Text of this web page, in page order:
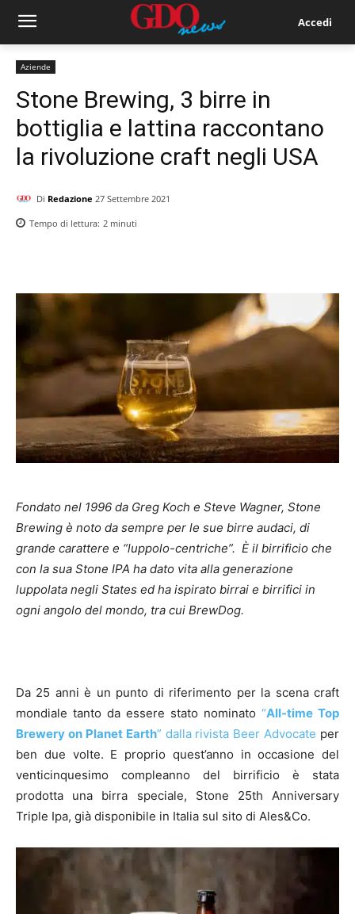
Accedi
Aziende
Stone Brewing, 3 birre in
bottiglia e lattina raccontano
la rivoluzione craft negli USA
Di Redazione 27 Settembre 2021
Tempo di lettura: 2 minuti
Fondato nel 1996 da Greg Koch e Steve Wagner, Stone
Brewing è noto da sempre per le sue birre audaci, di
grande carattere e “luppolo-centriche”. È il birrificio che
con la sua Stone IPA ha dato vita alla generazione
luppolata negli States ed ha ispirato birrai e birrifici in
ogni angolo del mondo, tra cui BrewDog.
Da 25 anni è un punto di riferimento per la scena craft
mondiale tanto da essere stato nominato “All-time Top
Brewery on Planet Earth” dalla rivista Beer Advocate per
ben due volte. E proprio quest’anno in occasione del
venticinquesimo compleanno del birrificio è stata
prodotta una birra speciale, Stone 25th Anniversary
Triple Ipa, già disponibile in Italia sul sito di Ales&Co.